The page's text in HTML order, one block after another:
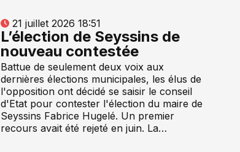
21 juillet 2026 18:51
L’élection de Seyssins de
nouveau contestée
Battue de seulement deux voix aux
dernières élections municipales, les élus de
l'opposition ont décidé se saisir le conseil
d'Etat pour contester l'élection du maire de
Seyssins Fabrice Hugelé. Un premier
recours avait été rejeté en juin. La…